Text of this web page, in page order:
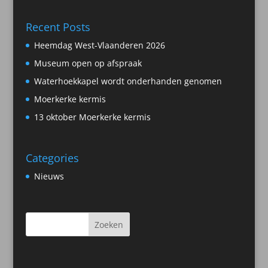
Recent Posts
Heemdag West-Vlaanderen 2026
Museum open op afspraak
Waterhoekkapel wordt onderhanden genomen
Moerkerke kermis
13 oktober Moerkerke kermis
Categories
Nieuws